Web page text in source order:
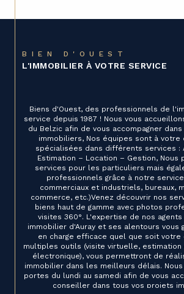
BIEN D'OUEST
L'IMMOBILIER À VOTRE SERVICE
Biens d'Ouest, des professionnels de
service depuis 1987 ! Nous vous
du Belzic afin de vous accompagner
immobiliers, Nos équipes sont à votre
spécialisées dans différents services :
Estimation – Location – Gestion, Nous
services pour les particuliers mais
professionnels grâce à notre
commerciaux et industriels, bureaux,
commerce, etc.)Venez découvrir nos
biens haut de gamme avec photos
visites 360°. L'expertise de nos
immobilier d'Auray et ses alentours vous
en charge efficace quel que soit votre
multiples outils (visite virtuelle, estimation
électronique), vous permettront de
immobilier dans les meilleurs délais.
portes du lundi au samedi afin de vous
conseiller dans tous vos projets